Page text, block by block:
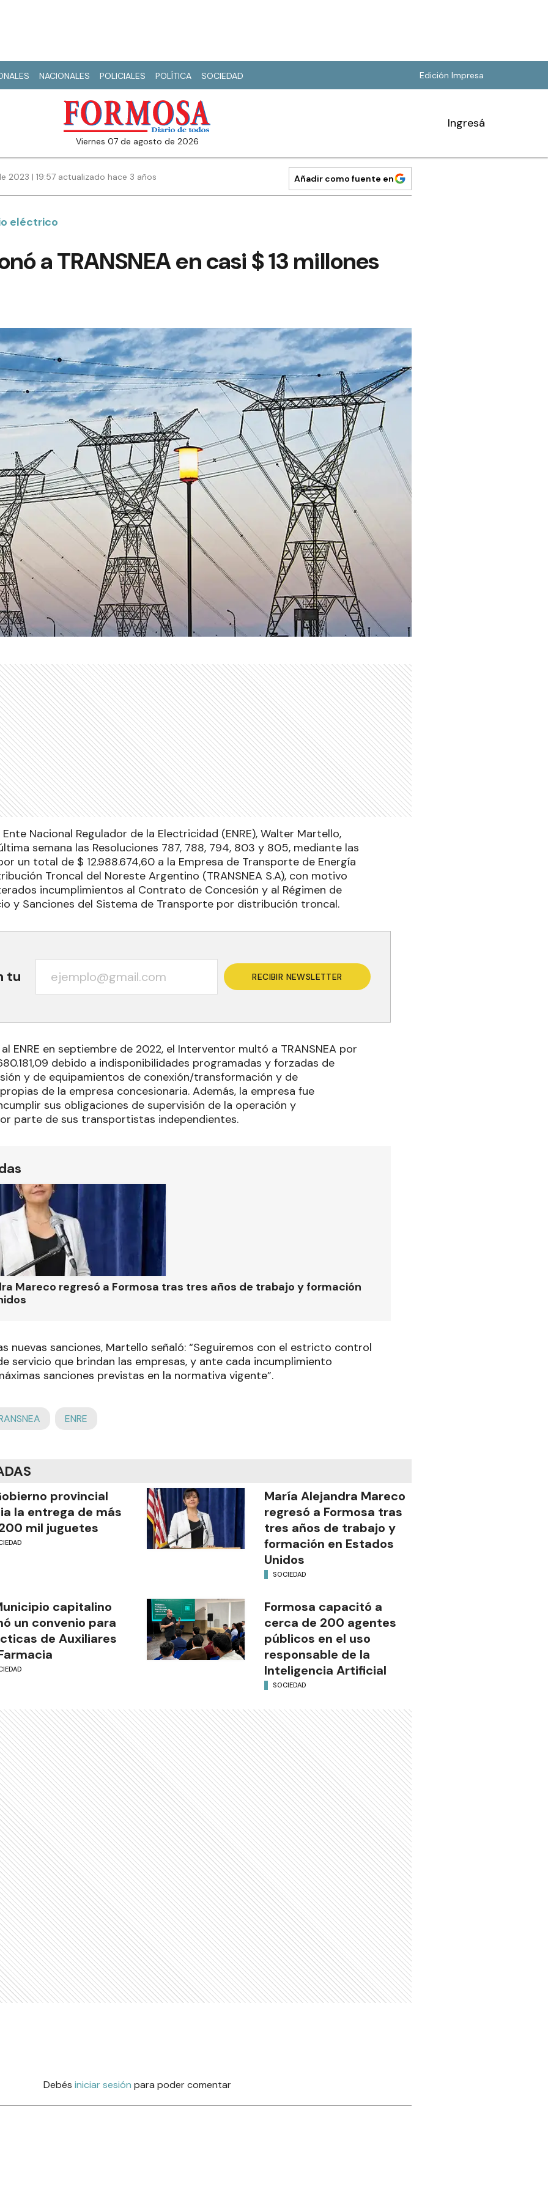
NACIONALES POLICIALES POLÍTICA SOCIEDAD Edición Impresa
viernes 07 de agosto de 2026
Ingresá
2023 | 19:57 actualizado hace 3 años Añadir como fuente en
eléctrico
a TRANSNEA en casi $ 13 millones
Nacional Regulador de la Electricidad (ENRE), Walter Martello,
semana las Resoluciones 787, 788, 794, 803 y 805, mediante las
un total de $ 12.988.674,60 a la Empresa de Transporte de Energía
Troncal del Noreste Argentino (TRANSNEA S.A), con motivo
incumplimientos al Contrato de Concesión y al Régimen de
y Sanciones del Sistema de Transporte por distribución troncal.
tu RECIBIR NEWSLETTER
ENRE en septiembre de 2022, el Interventor multó a TRANSNEA por
debido a indisponibilidades programadas y forzadas de
y de equipamientos de conexión/transformación y de
de la empresa concesionaria. Además, la empresa fue
sus obligaciones de supervisión de la operación y
parte de sus transportistas independientes.
Mareco regresó a Formosa tras tres años de trabajo y formación
nuevas sanciones, Martello señaló: “Seguiremos con el estricto control
servicio que brindan las empresas, y ante cada incumplimiento
sanciones previstas en la normativa vigente”.
ENRE
provincial
la entrega de más
mil juguetes
María Alejandra Mareco
regresó a Formosa tras
tres años de trabajo y
formación en Estados
Unidos
SOCIEDAD
capitalino
un convenio para
de Auxiliares
Formosa capacitó a
cerca de 200 agentes
públicos en el uso
responsable de la
Inteligencia Artificial
SOCIEDAD
Debés iniciar sesión para poder comentar